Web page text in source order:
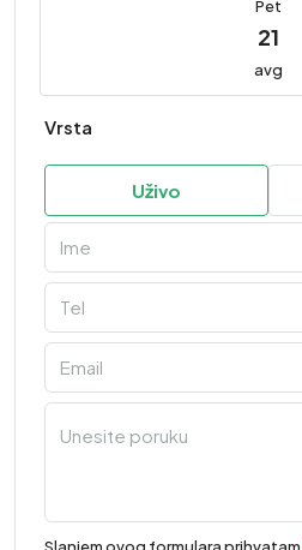
Pet
21
avg
Vrsta
Uživo
Slanjem ovog formulara prihvatam